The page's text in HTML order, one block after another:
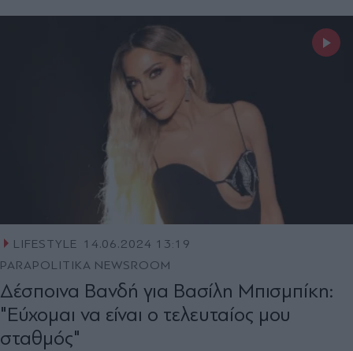
LIFESTYLE 14.06.2024 13:19
PARAPOLITIKA NEWSROOM
Δέσποινα Βανδή για Βασίλη Μπισμπίκη:
"Εύχομαι να είναι ο τελευταίος μου
σταθμός"